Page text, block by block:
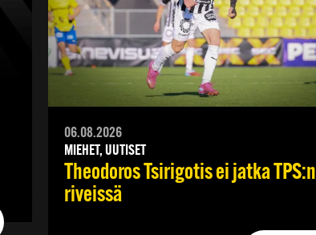
06.08.2026
MIEHET, UUTISET
Theodoros Tsirigotis ei jatka TPS:n
riveissä